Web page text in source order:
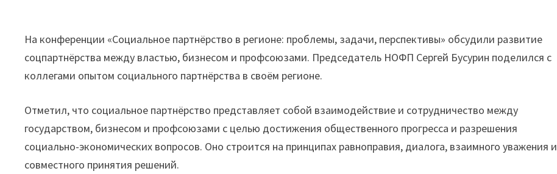
На конференции «Социальное партнёрство в регионе: проблемы, задачи, перспективы» обсудили развитие
соцпартнёрства между властью, бизнесом и профсоюзами. Председатель НОФП Сергей Бусурин поделился с
коллегами опытом социального партнёрства в своём регионе.
Отметил, что социальное партнёрство представляет собой взаимодействие и сотрудничество между
государством, бизнесом и профсоюзами с целью достижения общественного прогресса и разрешения
социально-экономических вопросов. Оно строится на принципах равноправия, диалога, взаимного уважения и
совместного принятия решений.